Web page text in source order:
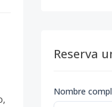
Reserva
Nombre